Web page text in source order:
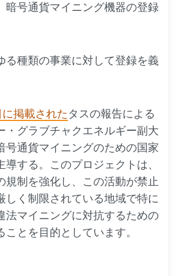
暗号通貨マイニング機器の登録
る種類の事業に対して登録を義
掲載されたタスの報告による
・グラブチャクエネルギー副大
号通貨マイニングのための国家
導する。このプロジェクトは、
規制を強化し、この活動が禁止
しく制限されている地域で特に
法マイニングに対抗するための
とを目的としています。